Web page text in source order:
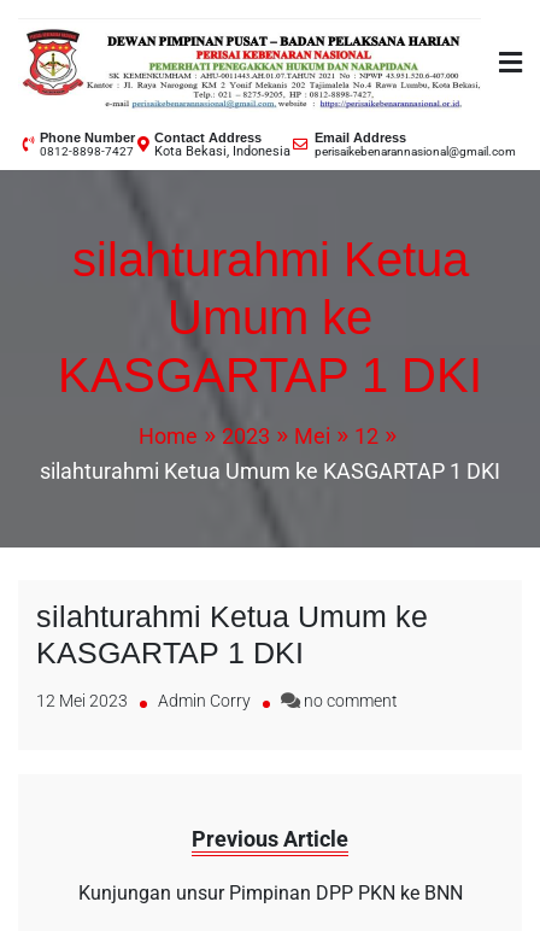
PERISAI KEBENARAN
NASIONAL
Phone Number
0812-8898-7427
Contact Address
Kota Bekasi, Indonesia
Email Address
perisaikebenarannasional@gmail.com
silahturahmi Ketua
Umum ke
KASGARTAP 1 DKI
Home 2023 Mei
12
silahturahmi Ketua Umum ke KASGARTAP 1 DKI
silahturahmi Ketua Umum ke
KASGARTAP 1 DKI
12 Mei 2023 Admin Corry no comment
Previous Article
Kunjungan unsur Pimpinan DPP PKN ke BNN